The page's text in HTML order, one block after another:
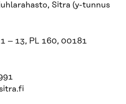
Sitra (y-tunnus
– 13, PL 160, 00181